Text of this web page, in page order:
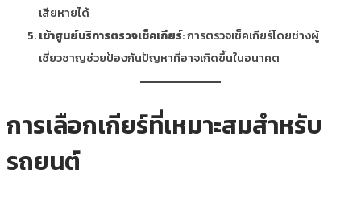
เสียหายได้
เข้าศูนย์บริการตรวจเช็คเกียร์: การตรวจเช็คเกียร์โดยช่างผู้
เชี่ยวชาญช่วยป้องกันปัญหาที่อาจเกิดขึ้นในอนาคต
การเลือกเกียร์ที่เหมาะสมสำหรับ
รถยนต์